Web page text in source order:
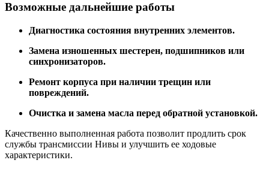
Возможные дальнейшие работы
Диагностика состояния внутренних элементов.
Замена изношенных шестерен, подшипников или
синхронизаторов.
Ремонт корпуса при наличии трещин или
повреждений.
Очистка и замена масла перед обратной установкой.
Качественно выполненная работа позволит продлить срок
службы трансмиссии Нивы и улучшить ее ходовые
характеристики.